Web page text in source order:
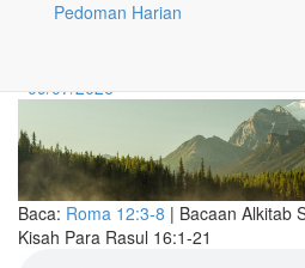
Pedoman Harian
09/07/2026
Baca: Roma 12:3-8 | Bacaan Alkitab
Kisah Para Rasul 16:1-21